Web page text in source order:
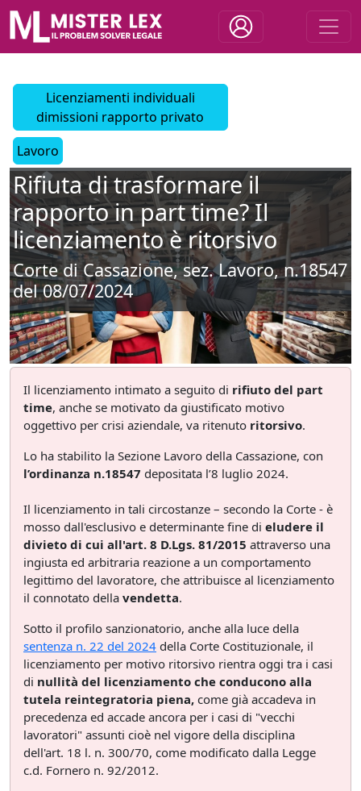
Licenziamenti individuali
dimissioni rapporto privato
Lavoro
Rifiuta di trasformare il
rapporto in part time? Il
licenziamento è ritorsivo
Corte di Cassazione, sez. Lavoro, n.18547
del 08/07/2024
Il licenziamento intimato a seguito di rifiuto del part
time, anche se motivato da giustificato motivo
oggettivo per crisi aziendale, va ritenuto ritorsivo.
Lo ha stabilito la Sezione Lavoro della Cassazione, con
l’ordinanza n.18547 depositata l’8 luglio 2024.
Il licenziamento in tali circostanze – secondo la Corte - è
mosso dall'esclusivo e determinante fine di eludere il
divieto di cui all'art. 8 D.Lgs. 81/2015 attraverso una
ingiusta ed arbitraria reazione a un comportamento
legittimo del lavoratore, che attribuisce al licenziamento
il connotato della vendetta.
Sotto il profilo sanzionatorio, anche alla luce della
sentenza n. 22 del 2024 della Corte Costituzionale, il
licenziamento per motivo ritorsivo rientra oggi tra i casi
di nullità del licenziamento che conducono alla
tutela reintegratoria piena, come già accadeva in
precedenza ed accade ancora per i casi di "vecchi
lavoratori" assunti cioè nel vigore della disciplina
dell'art. 18 l. n. 300/70, come modificato dalla Legge
c.d. Fornero n. 92/2012.